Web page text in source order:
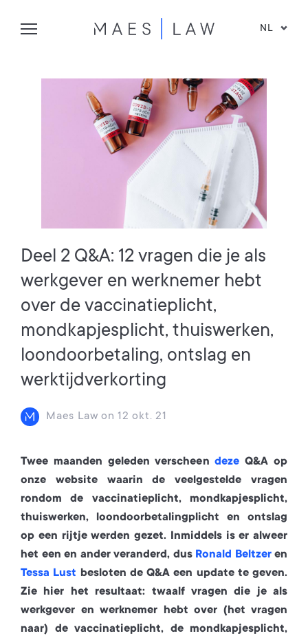
NL
Deel 2 Q&A: 12 vragen die je als
werkgever en werknemer hebt
over de vaccinatieplicht,
mondkapjesplicht, thuiswerken,
loondoorbetaling, ontslag en
werktijdverkorting
Maes Law on 12 okt. 21
Twee maanden geleden verscheendezeQ&A op
onze website waarin de veelgestelde vragen
rondom de vaccinatieplicht, mondkapjesplicht,
thuiswerken, loondoorbetalingplicht en ontslag
op een rijtje werden gezet. Inmiddels is er alweer
het een en ander veranderd, dus Ronald Beltzeren
Tessa Lust besloten de Q&A een update te geven.
Zie hier het resultaat: twaalf vragen die je als
werkgever en werknemer hebt over (het vragen
naar) de vaccinatieplicht, de mondkapjesplicht,